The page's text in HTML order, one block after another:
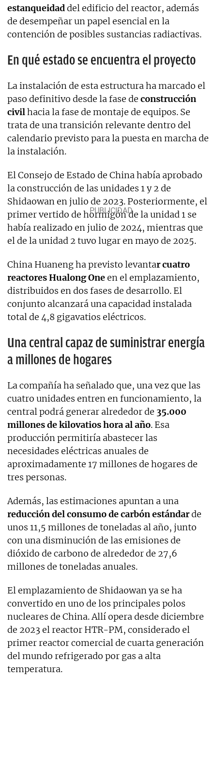
estanqueidaddel edificio del reactor, además
de desempeñar un papel esencial en la
contención de posibles sustancias radiactivas.
En qué estado se encuentra el proyecto
La instalación de esta estructura ha marcado el
paso definitivo desde la fase de construcción
civilhacia la fase de montaje de equipos. Se
trata de una transición relevante dentro del
calendario previsto para la puesta en marcha de
la instalación.
El Consejo de Estado de China había aprobado
la construcción de las unidades 1 y 2 de
Shidaowan en julio de 2023. Posteriormente, el
primer vertido de hormigón de la unidad 1 se
había realizado en julio de 2024, mientras que
el de la unidad 2 tuvo lugar en mayo de 2025.
China Huaneng ha previsto levantar cuatro
reactores Hualong Oneen el emplazamiento,
distribuidos en dos fases de desarrollo. El
conjunto alcanzará una capacidad instalada
total de 4,8 gigavatios eléctricos.
Una central capaz de suministrar energía
a millones de hogares
La compañía ha señalado que, una vez que las
cuatro unidades entren en funcionamiento, la
central podrá generar alrededor de 35.000
millones de kilovatios hora al año. Esa
producción permitiría abastecer las
necesidades eléctricas anuales de
aproximadamente 17 millones de hogares de
tres personas.
Además, las estimaciones apuntan a una
reducción del consumo de carbón estándarde
unos 11,5 millones de toneladas al año, junto
con una disminución de las emisiones de
dióxido de carbono de alrededor de 27,6
millones de toneladas anuales.
El emplazamiento de Shidaowan ya se ha
convertido en uno de los principales polos
nucleares de China. Allí opera desde diciembre
de 2023 el reactor HTR-PM, considerado el
primer reactor comercial de cuarta generación
del mundo refrigerado por gas a alta
temperatura.